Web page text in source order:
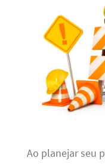
Ao planejar seu